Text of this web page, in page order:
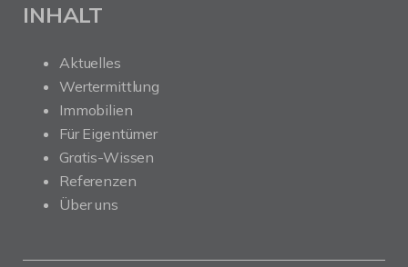
INHALT
Aktuelles
Wertermittlung
Immobilien
Für Eigentümer
Gratis-Wissen
Referenzen
Über uns